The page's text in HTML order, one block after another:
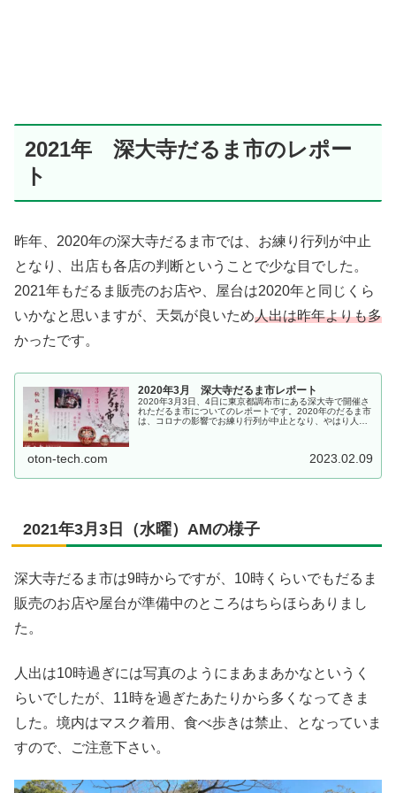
2021年 深大寺だるま市のレポー
ト
昨年、2020年の深大寺だるま市では、お練り行列が中止
となり、出店も各店の判断ということで少な目でした。
2021年もだるま販売のお店や、屋台は2020年と同じくら
いかなと思いますが、天気が良いため人出は昨年よりも多
かったです。
2020年3月 深大寺だるま市レポート
2020年3月3日、4日に東京都調布市にある深大寺で開催さ
れただるま市についてのレポートです。2020年のだるま市
は、コロナの影響でお練り行列が中止となり、やはり人出
oton-tech.com 2023.02.09
2021年3月3日（水曜）AMの様子
深大寺だるま市は9時からですが、10時くらいでもだるま
販売のお店や屋台が準備中のところはちらほらありまし
た。
人出は10時過ぎには写真のようにまあまあかなというく
らいでしたが、11時を過ぎたあたりから多くなってきま
した。境内はマスク着用、食べ歩きは禁止、となっていま
すので、ご注意下さい。